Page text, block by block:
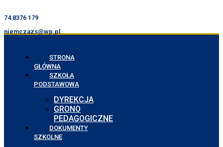
74 8376 179
niemczazs@wp.pl
STRONA
GŁÓWNA
SZKOŁA
PODSTAWOWA
DYREKCJA
GRONO
PEDAGOGICZNE
DOKUMENTY
SZKOLNE